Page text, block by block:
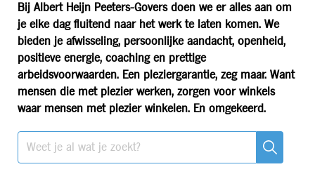
Bij Albert Heijn Peeters-Govers doen we er alles aan om
je elke dag fluitend naar het werk te laten komen. We
bieden je afwisseling, persoonlijke aandacht, openheid,
positieve energie, coaching en prettige
arbeidsvoorwaarden. Een pleziergarantie, zeg maar. Want
mensen die met plezier werken, zorgen voor winkels
waar mensen met plezier winkelen. En omgekeerd.